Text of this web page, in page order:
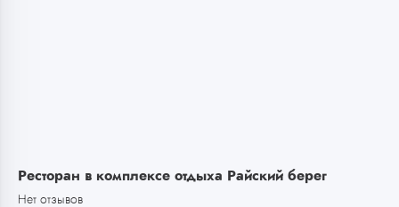
Ресторан в комплексе отдыха Райский берег
Нет отзывов